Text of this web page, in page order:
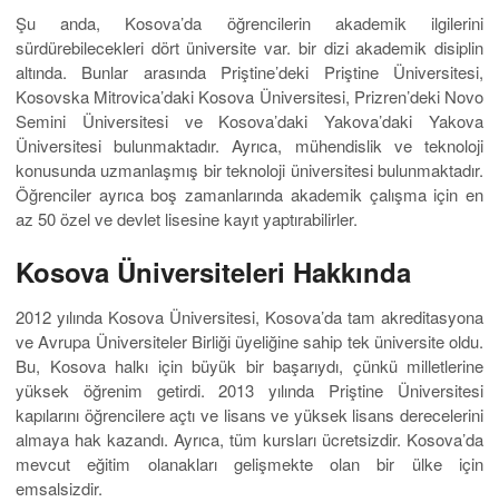
Şu ​​anda, Kosova’da öğrencilerin akademik ilgilerini
sürdürebilecekleri dört üniversite var. bir dizi akademik disiplin
altında. Bunlar arasında Priştine’deki Priştine Üniversitesi,
Kosovska Mitrovica’daki Kosova Üniversitesi, Prizren’deki Novo
Semini Üniversitesi ve Kosova’daki Yakova’daki Yakova
Üniversitesi bulunmaktadır. Ayrıca, mühendislik ve teknoloji
konusunda uzmanlaşmış bir teknoloji üniversitesi bulunmaktadır.
Öğrenciler ayrıca boş zamanlarında akademik çalışma için en
az 50 özel ve devlet lisesine kayıt yaptırabilirler.
Kosova Üniversiteleri Hakkında
2012 yılında Kosova Üniversitesi, Kosova’da tam akreditasyona
ve Avrupa Üniversiteler Birliği üyeliğine sahip tek üniversite oldu.
Bu, Kosova halkı için büyük bir başarıydı, çünkü milletlerine
yüksek öğrenim getirdi. 2013 yılında Priştine Üniversitesi
kapılarını öğrencilere açtı ve lisans ve yüksek lisans derecelerini
almaya hak kazandı. Ayrıca, tüm kursları ücretsizdir. Kosova’da
mevcut eğitim olanakları gelişmekte olan bir ülke için
emsalsizdir.